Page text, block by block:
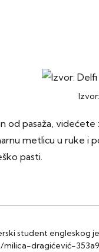
pasaža,
metlicu u ruke i
pasti.
student engleskog
milica-dragićević-